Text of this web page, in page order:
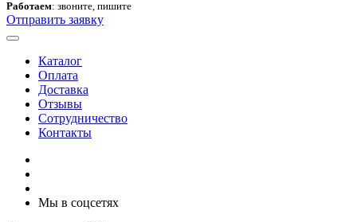
Работаем: звоните, пишите
Отправить заявку
Каталог
Оплата
Доставка
Отзывы
Сотрудничество
Контакты
Мы в соцсетях